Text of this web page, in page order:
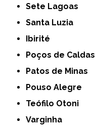
Sete Lagoas
Santa Luzia
Ibirité
Poços de Caldas
Patos de Minas
Pouso Alegre
Teófilo Otoni
Varginha